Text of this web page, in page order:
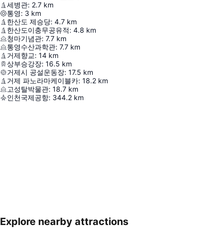
세병관: 2.7 km
통영: 3 km
한산도 제승당: 4.7 km
한산도이충무공유적: 4.8 km
청마기념관: 7.7 km
통영수산과학관: 7.7 km
거제향교: 14 km
상부승강장: 16.5 km
거제시 공설운동장: 17.5 km
거제 파노라마케이블카: 18.2 km
고성탈박물관: 18.7 km
인천국제공항: 344.2 km
Explore nearby attractions